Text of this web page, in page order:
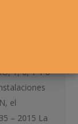
1, 6, 7 Y 8
el
– 2015 La